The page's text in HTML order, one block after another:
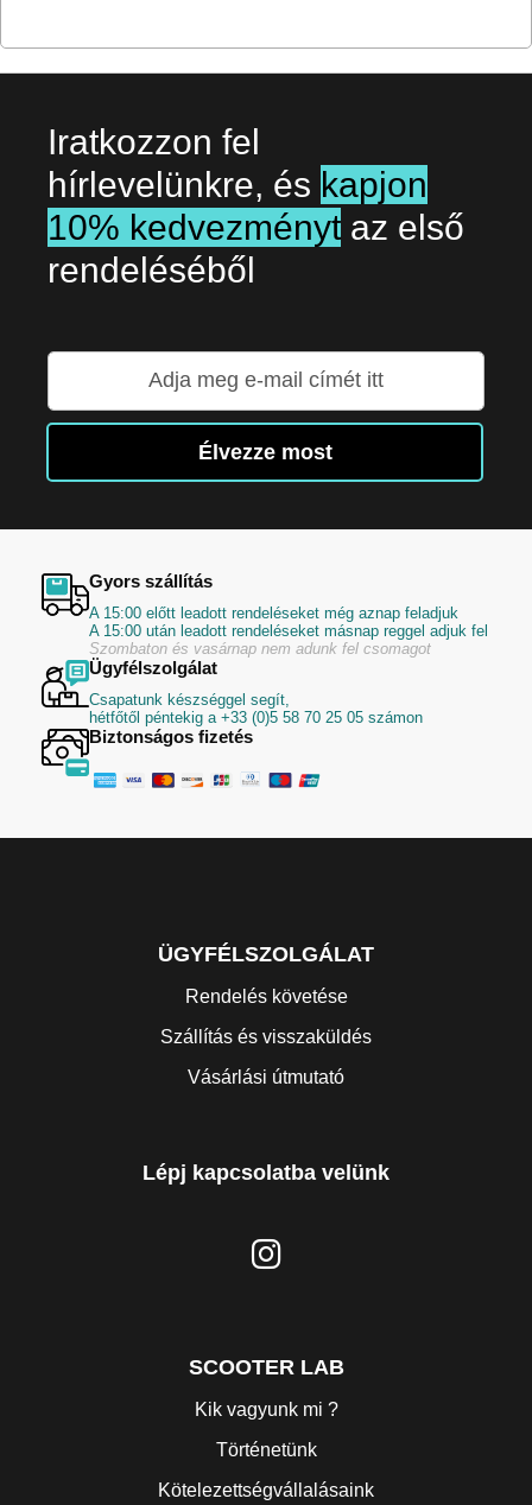
Iratkozzon fel
hírlevelünkre, és kapjon
10% kedvezményt az első
rendeléséből
hírlevelünkre:
Élvezze most
Gyors szállítás
A 15:00 előtt leadott rendeléseket még aznap feladjuk
A 15:00 után leadott rendeléseket másnap reggel adjuk fel
Szombaton és vasárnap nem adunk fel csomagot
Ügyfélszolgálat
Csapatunk készséggel segít,
hétfőtől péntekig a +33 (0)5 58 70 25 05 számon
Biztonságos fizetés
ÜGYFÉLSZOLGÁLAT
Rendelés követése
Szállítás és visszaküldés
Vásárlási útmutató
Lépj kapcsolatba velünk
SCOOTER LAB
Kik vagyunk mi ?
Történetünk
Kötelezettségvállalásaink